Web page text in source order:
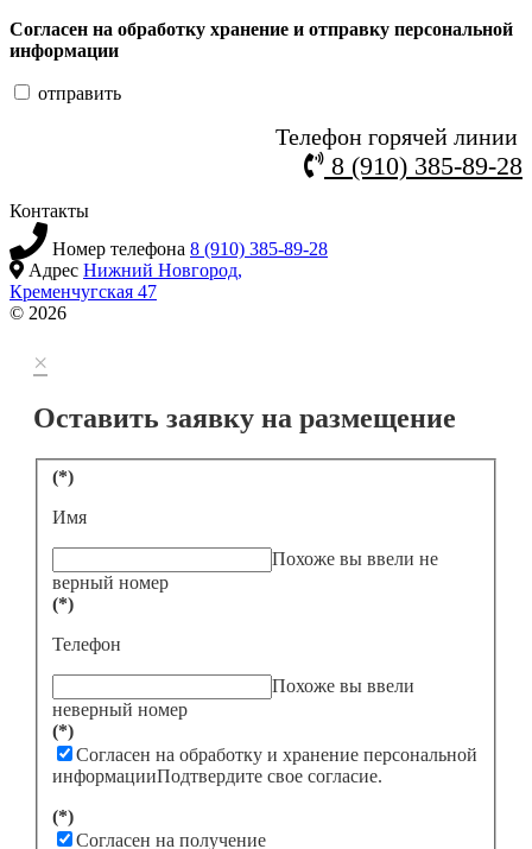
Согласен на обработку хранение и отправку персональной
информации
отправить
Телефон горячей линии
8 (910) 385-89-28
Контакты
Номер телефона 8 (910) 385-89-28
Адрес Нижний Новгород,
Кременчугская 47
© 2026
×
Оставить заявку на размещение
(*)
Имя
Похоже вы ввели не
верный номер
(*)
Телефон
Похоже вы ввели
неверный номер
(*)
Согласен на обработку и хранение персональной
информацииПодтвердите свое согласие.
(*)
Согласен на получение